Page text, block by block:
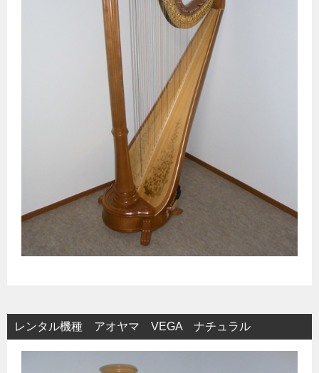
レンタル機種 アオヤマ VEGA ナチュラル